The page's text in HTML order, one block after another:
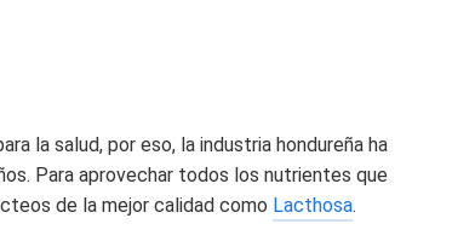
la salud, por eso, la industria hondureña ha
Para aprovechar todos los nutrientes que
de la mejor calidad como Lacthosa.